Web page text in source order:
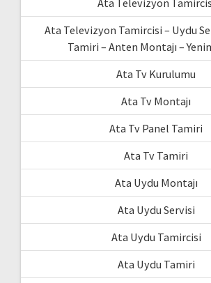
Ata Televizyon Tamircisi – Uydu
Tamiri – Anten Montajı –
Ata Tv Kurulumu
Ata Tv Montajı
Ata Tv Panel Tamiri
Ata Tv Tamiri
Ata Uydu Montajı
Ata Uydu Servisi
Ata Uydu Tamircisi
Ata Uydu Tamiri